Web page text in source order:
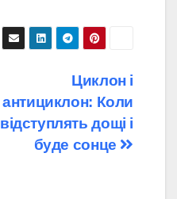
Циклон і
антициклон: Коли
відступлять дощі і
буде сонце